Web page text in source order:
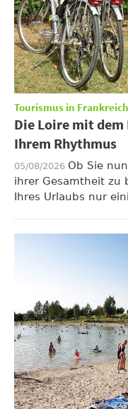
Tourismus in Frankreich
Die Loire mit
Ihrem Rhythmus
05/08/2026 Ob Sie
ihrer Gesamtheit zu
Ihres Urlaubs nur